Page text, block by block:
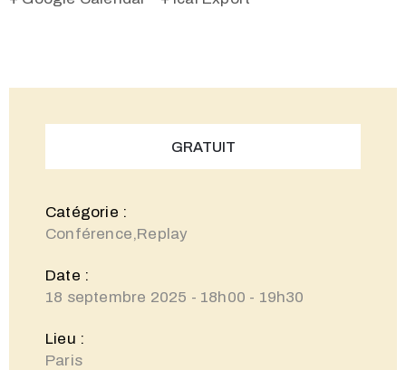
GRATUIT
Catégorie :
Conférence,Replay
Date :
18 septembre 2025 - 18h00 - 19h30
Lieu :
Paris